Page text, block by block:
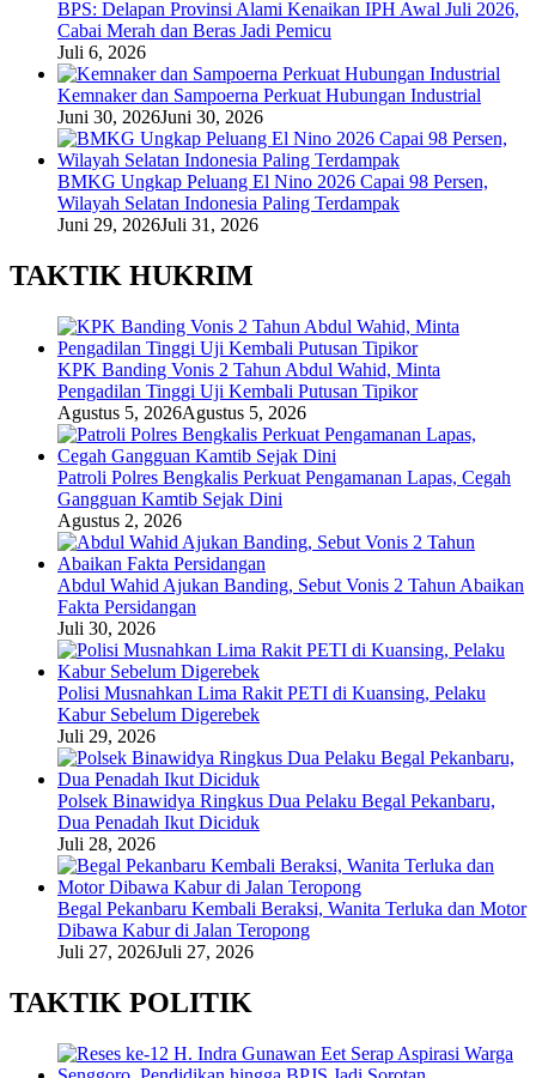
BPS: Delapan Provinsi Alami Kenaikan IPH Awal Juli 2026,
Cabai Merah dan Beras Jadi Pemicu
Juli 6, 2026
Kemnaker dan Sampoerna Perkuat Hubungan Industrial
Juni 30, 2026Juni 30, 2026
BMKG Ungkap Peluang El Nino 2026 Capai 98 Persen,
Wilayah Selatan Indonesia Paling Terdampak
Juni 29, 2026Juli 31, 2026
TAKTIK HUKRIM
KPK Banding Vonis 2 Tahun Abdul Wahid, Minta
Pengadilan Tinggi Uji Kembali Putusan Tipikor
Agustus 5, 2026Agustus 5, 2026
Patroli Polres Bengkalis Perkuat Pengamanan Lapas, Cegah
Gangguan Kamtib Sejak Dini
Agustus 2, 2026
Abdul Wahid Ajukan Banding, Sebut Vonis 2 Tahun Abaikan
Fakta Persidangan
Juli 30, 2026
Polisi Musnahkan Lima Rakit PETI di Kuansing, Pelaku
Kabur Sebelum Digerebek
Juli 29, 2026
Polsek Binawidya Ringkus Dua Pelaku Begal Pekanbaru,
Dua Penadah Ikut Diciduk
Juli 28, 2026
Begal Pekanbaru Kembali Beraksi, Wanita Terluka dan Motor
Dibawa Kabur di Jalan Teropong
Juli 27, 2026Juli 27, 2026
TAKTIK POLITIK